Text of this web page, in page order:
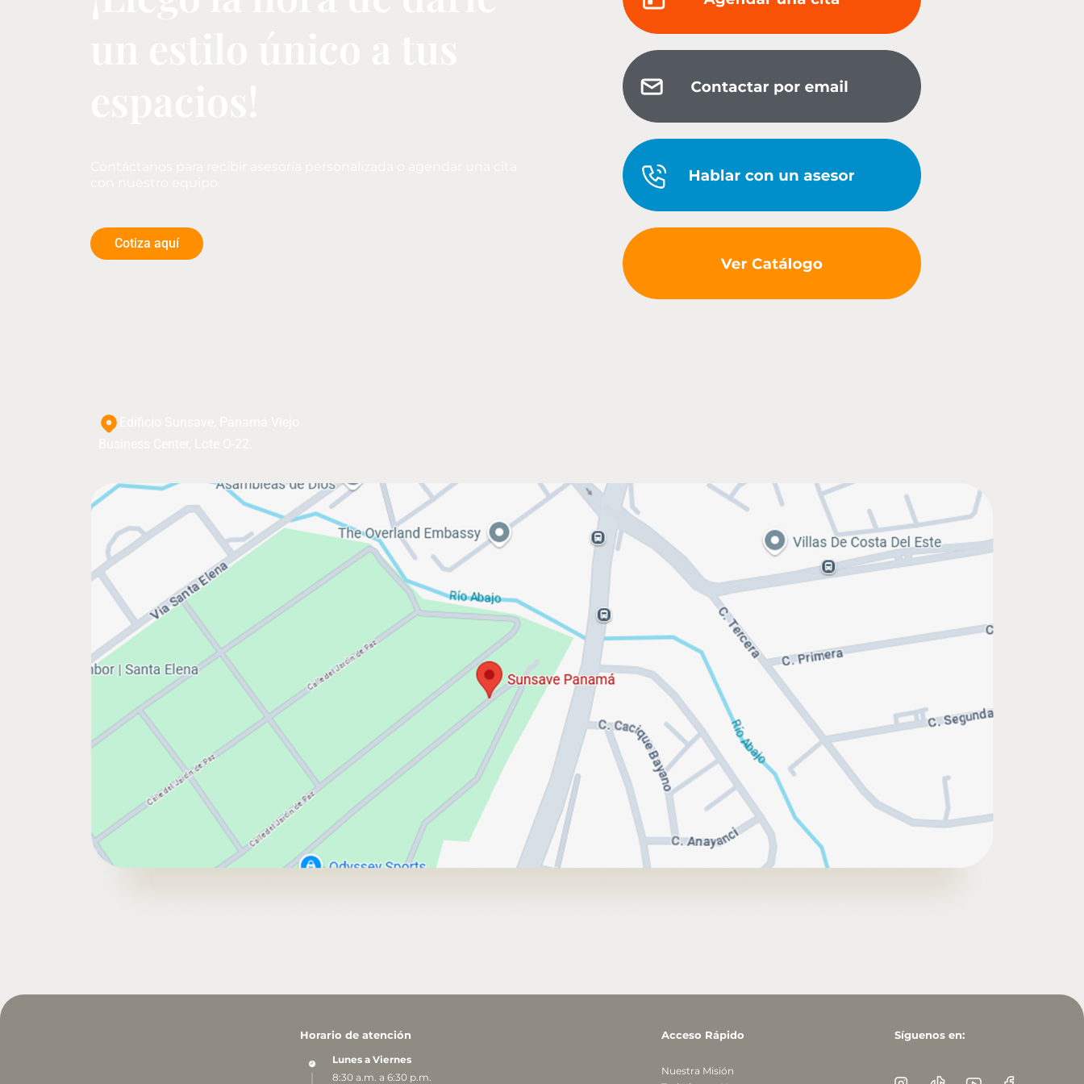
Cotiza aquí
Horario de atención
Lunes a Viernes
8:30 a.m. a 6:30 p.m.
Acceso Rápido
Nuestra Misión
Síguenos en: